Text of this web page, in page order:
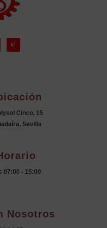
Cinco, 15
Sevilla
07:00 - 15:00
Nosotros